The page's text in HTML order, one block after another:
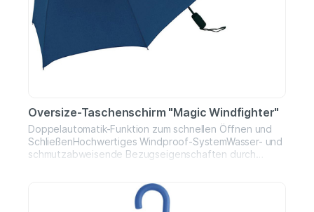
Oversize-Taschenschirm "Magic Windfighter"
Doppelautomatik-Funktion zum schnellen Öffnen und
SchließenHochwertiges Windproof-SystemWasser- und
schmutzabweisende Bezugseigenschaften durch
cmGewicht: 378 gGestell: 3-teiligBezug: 100%
Polyester-PongeeGriff: Kunststoff